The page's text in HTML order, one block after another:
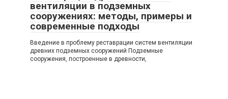
вентиляции в подземных
сооружениях: методы, примеры и
современные подходы
Введение в проблему реставрации систем вентиляции
древних подземных сооружений Подземные
сооружения, построенные в древности,